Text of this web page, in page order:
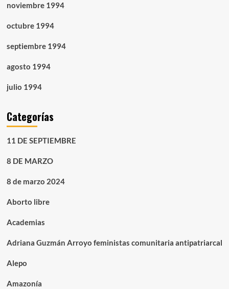
noviembre 1994
octubre 1994
septiembre 1994
agosto 1994
julio 1994
Categorías
11 DE SEPTIEMBRE
8 DE MARZO
8 de marzo 2024
Aborto libre
Academias
Adriana Guzmán Arroyo feministas comunitaria antipatriarcal
Alepo
Amazonía